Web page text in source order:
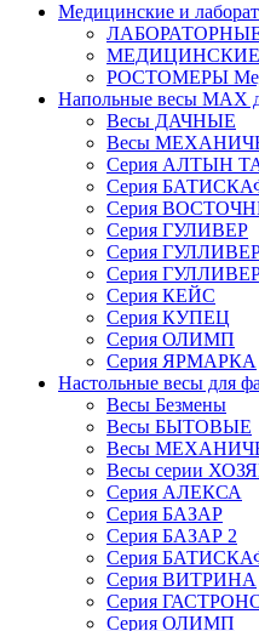
Медицинские и
ЛАБОРАТОРНЫЕ
МЕДИЦИНСКИЕ
РОСТОМЕРЫ
Напольные весы MAX
Весы ДАЧНЫЕ
Весы
Серия АЛТЫН
Серия
Серия
Серия ГУЛИВЕР
Серия
Серия
Серия КЕЙС
Серия КУПЕЦ
Серия ОЛИМП
Серия ЯРМАРКА
Настольные весы для
Весы Безмены
Весы БЫТОВЫЕ
Весы
Весы серии
Серия АЛЕКСА
Серия БАЗАР
Серия БАЗАР 2
Серия
Серия ВИТРИНА
Серия
Серия ОЛИМП